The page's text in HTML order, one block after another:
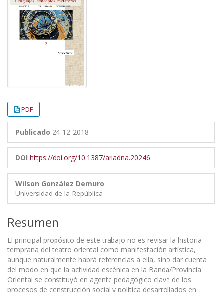
PDF
Publicado 24-12-2018
DOI https://doi.org/10.1387/ariadna.20246
Wilson González Demuro
Universidad de la República
Resumen
El principal propósito de este trabajo no es revisar la historia
temprana del teatro oriental como manifestación artística,
aunque naturalmente habrá referencias a ella, sino dar cuenta
del modo en que la actividad escénica en la Banda/Provincia
Oriental se constituyó en agente pedagógico clave de los
procesos de construcción social y política desarrollados en